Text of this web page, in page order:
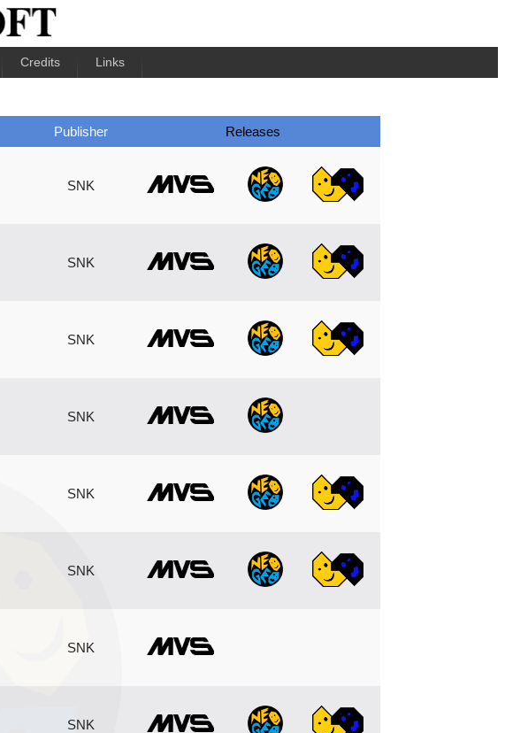
Credits Links
Publisher Releases
SNK
SNK
SNK
SNK
SNK
SNK
SNK
SNK